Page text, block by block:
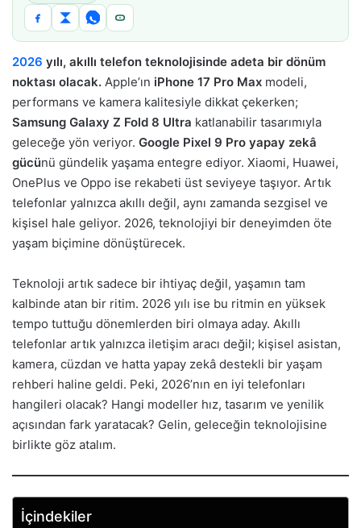
2026 yılı, akıllı telefon teknolojisinde adeta bir dönüm
noktası olacak. Apple’ın iPhone 17 Pro Max modeli,
performans ve kamera kalitesiyle dikkat çekerken;
Samsung Galaxy Z Fold 8 Ultra katlanabilir tasarımıyla
geleceğe yön veriyor. Google Pixel 9 Pro yapay zekâ
gücünü gündelik yaşama entegre ediyor. Xiaomi, Huawei,
OnePlus ve Oppo ise rekabeti üst seviyeye taşıyor. Artık
telefonlar yalnızca akıllı değil, aynı zamanda sezgisel ve
kişisel hale geliyor. 2026, teknolojiyi bir deneyimden öte
yaşam biçimine dönüştürecek.
Teknoloji artık sadece bir ihtiyaç değil, yaşamın tam
kalbinde atan bir ritim. 2026 yılı ise bu ritmin en yüksek
tempo tuttuğu dönemlerden biri olmaya aday. Akıllı
telefonlar artık yalnızca iletişim aracı değil; kişisel asistan,
kamera, cüzdan ve hatta yapay zekâ destekli bir yaşam
rehberi haline geldi. Peki, 2026’nın en iyi telefonları
hangileri olacak? Hangi modeller hız, tasarım ve yenilik
açısından fark yaratacak? Gelin, geleceğin teknolojisine
birlikte göz atalım.
İçindekiler